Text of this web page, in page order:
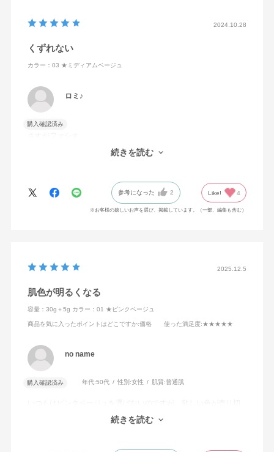
2024.10.28
くずれない
カラー：03 ★ミディアムベージュ
ロミ♪
購入確認済み
BBだけどファンデのように使ってます、コレだけで充分〜浮気し
続きを読む
参考になった 2 Like! 4
※お客様の嬉しいお声を選び、掲載しています。（一部、編集も含む）
2025.12.5
肌色が明るくなる
容量：30g＋5g カラー：01 ★ピンクベージュ
商品を気に入ったポイントはどこですか:価格 使った満足度:★★★★★
no name
購入確認済み 年代:50代 性別:女性 肌質:普通肌
れていたため購入しました。思ったよりピンク味は強くなくいつ
続きを読む